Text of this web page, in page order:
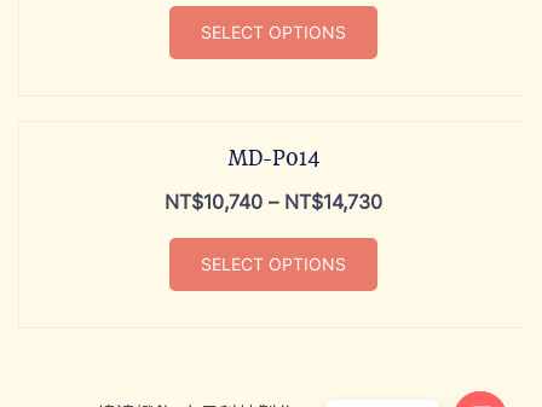
SELECT OPTIONS
MD-P014
NT$10,740 – NT$14,730
SELECT OPTIONS